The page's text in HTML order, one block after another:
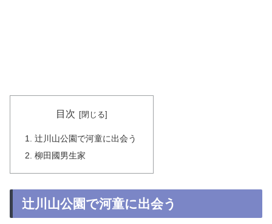
目次
辻川山公園で河童に出会う
柳田國男生家
辻川山公園で河童に出会う